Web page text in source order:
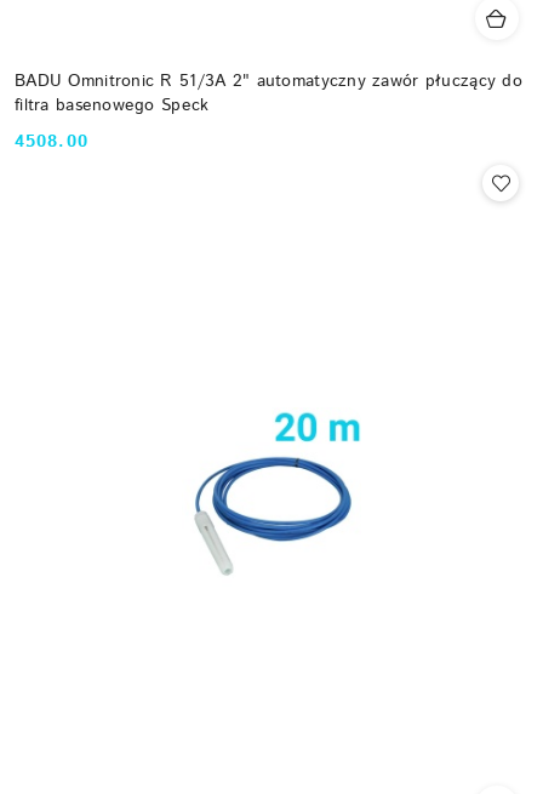
BADU Omnitronic R 51/3A 2" automatyczny zawór płuczący do
filtra basenowego Speck
Cena:
4508.00